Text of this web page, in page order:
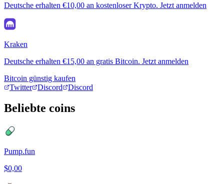
Deutsche erhalten €10,00 an kostenloser Krypto. Jetzt anmelden
Kraken
Deutsche erhalten €15,00 an gratis Bitcoin. Jetzt anmelden
Bitcoin günstig kaufen
Twitter
Discord Discord
Beliebte coins
Pump.fun
$0,00